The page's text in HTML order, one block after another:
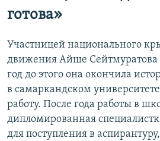
готова»
Участницей национального
движения Айше Сейтмуратова
год до этого она окончила
в самаркандском
работу. После года работы в
дипломированная
для поступления в